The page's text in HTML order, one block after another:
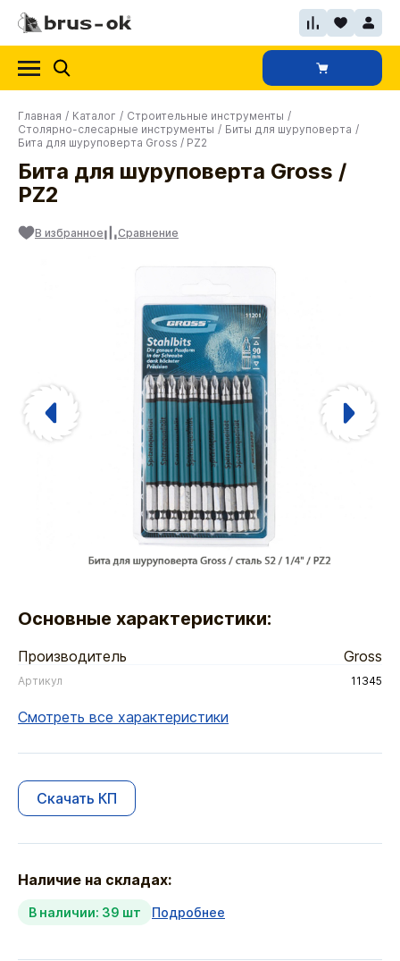
Главная / Каталог / Строительные инструменты /
Столярно-слесарные инструменты / Биты для шуруповерта /
Бита для шуруповерта Gross / PZ2
Бита для шуруповерта Gross /
PZ2
В избранное Сравнение
Основные характеристики:
Производитель Gross
Артикул 11345
Смотреть все характеристики
Скачать КП
Наличие на складах:
В наличии: 39 шт Подробнее